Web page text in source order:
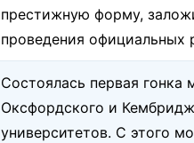
престижную форму,
проведения официальных
Состоялась первая
Оксфордского и
университетов. С этого